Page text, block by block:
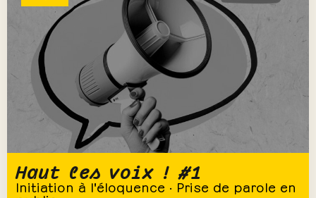
Haut les voix ! #1
Initiation à l'éloquence · Prise de parole en